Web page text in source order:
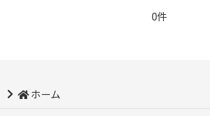
0件
ホーム